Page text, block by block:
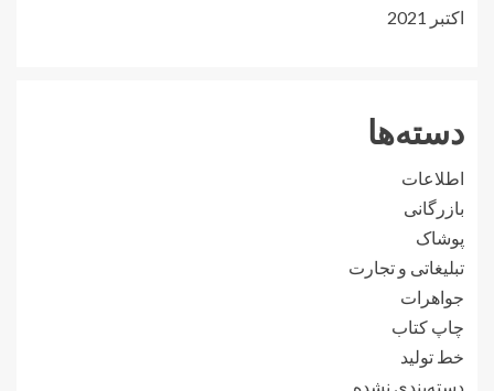
اکتبر 2021
دسته‌ها
اطلاعات
بازرگانی
پوشاک
تبلیغاتی و تجارت
جواهرات
چاپ کتاب
خط تولید
دسته‌بندی نشده